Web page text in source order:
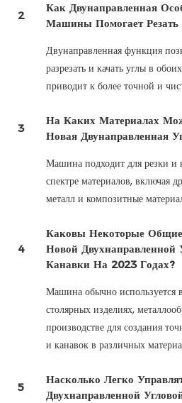
2
Как Двунаправленная
Машины Помогает
Двунаправленная функция
разрезать и качать углы в
приводит к более точной и
3
На Каких Материалах
Новая Двунаправленная
Машина подходит для резки и
спектре материалов, включая
металл и композитные
4
Каковы Некоторые
Новой Двухнаправленной
Канавки На 2023 Годах?
Машина обычно используется
столярных изделиях,
производстве для создания
и канавок в различных
5
Насколько Легко
Двухнаправленной